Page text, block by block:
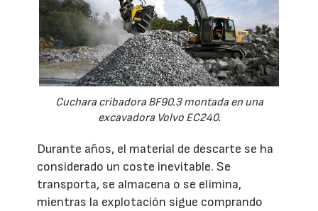
Cuchara cribadora BF90.3 montada en una
excavadora Volvo EC240.
Durante años, el material de descarte se ha
considerado un coste inevitable. Se
transporta, se almacena o se elimina,
mientras la explotación sigue comprando